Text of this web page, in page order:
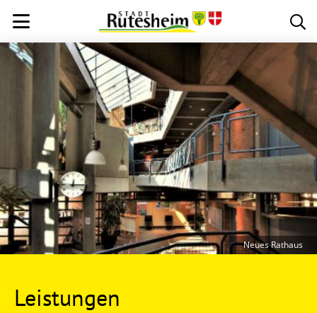
Leistungen
Neues Rathaus